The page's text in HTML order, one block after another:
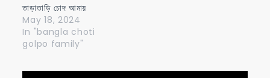
তাড়াতাড়ি চোদ আমায়
May 18, 2024
In "bangla choti
golpo family"